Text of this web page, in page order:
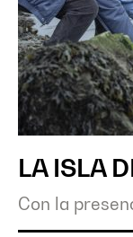
LA ISLA
Con la